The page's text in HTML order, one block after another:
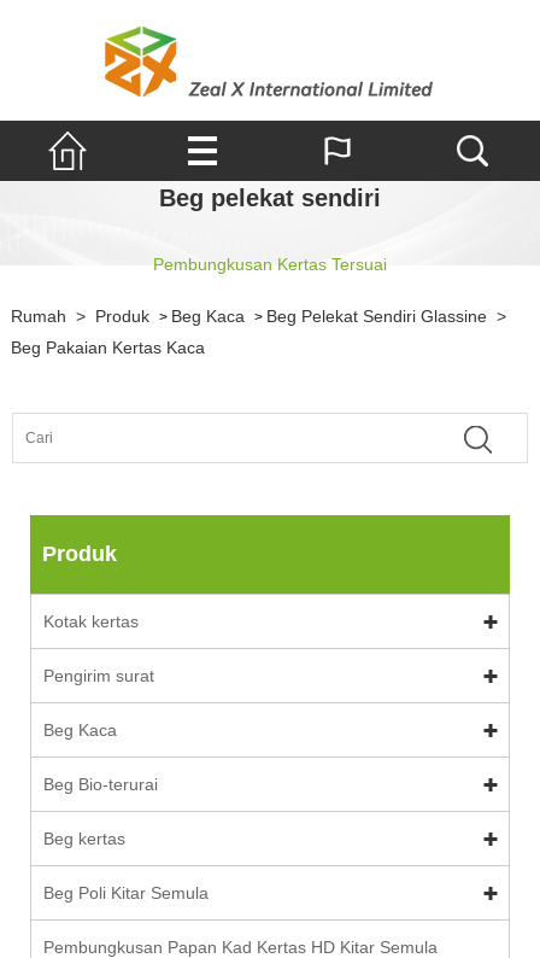
Beg pelekat sendiri
Pembungkusan Kertas Tersuai
Rumah > Produk > Beg Kaca > Beg Pelekat Sendiri Glassine >
Beg Pakaian Kertas Kaca
Produk
Kotak kertas
Pengirim surat
Beg Kaca
Beg Bio-terurai
Beg kertas
Beg Poli Kitar Semula
Pembungkusan Papan Kad Kertas HD Kitar Semula